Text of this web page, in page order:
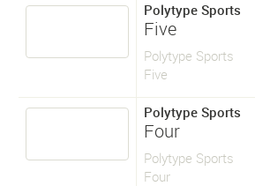
Polytype Sports
Five
Polytype Sports
Five
Polytype Sports
Four
Polytype Sports
Four